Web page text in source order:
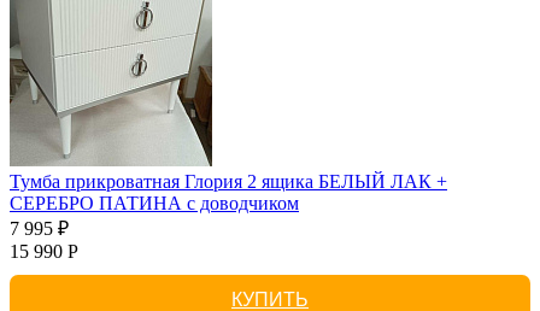
Тумба прикроватная Глория 2 ящика БЕЛЫЙ ЛАК +
СЕРЕБРО ПАТИНА с доводчиком
7 995 ₽
15 990 Р
КУПИТЬ